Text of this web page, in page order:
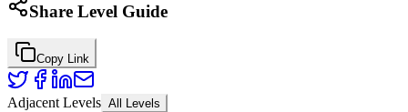
Share Level Guide
Copy Link
Adjacent Levels All Levels